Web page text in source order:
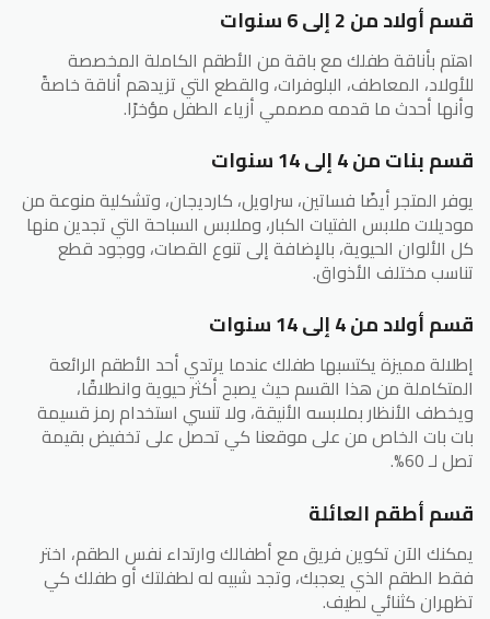
قسم أولاد من 2 إلى 6 سنوات
اهتم بأناقة طفلك مع باقة من الأطقم الكاملة المخصصة
للأولاد، المعاطف، البلوفرات، والقطع التي تزيدهم أناقة خاصةً
وأنها أحدث ما قدمه مصممي أزياء الطفل مؤخرًا.
قسم بنات من 4 إلى 14 سنوات
يوفر المتجر أيضًا فساتين، سراويل، كارديجان، وتشكلية منوعة من
موديلات ملابس الفتيات الكبار، وملابس السباحة التي تجدين منها
كل الألوان الحيوية، بالإضافة إلى تنوع القصات، ووجود قطع
تناسب مختلف الأذواق.
قسم أولاد من 4 إلى 14 سنوات
إطلالة مميزة يكتسبها طفلك عندما يرتدي أحد الأطقم الرائعة
المتكاملة من هذا القسم حيث يصبح أكثر حيوية وانطلاقًا،
ويخطف الأنظار بملابسه الأنيقة، ولا تنسي استخدام رمز قسيمة
بات بات الخاص من على موقعنا كي تحصل على تخفيض بقيمة
تصل لـ 60%.
قسم أطقم العائلة
يمكنك الآن تكوين فريق مع أطفالك وارتداء نفس الطقم، اختر
فقط الطقم الذي يعجبك، وتجد شبيه له لطفلتك أو طفلك كي
تظهران كثنائي لطيف.